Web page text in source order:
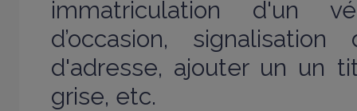
immatriculation d'un
d’occasion, signalisation
d'adresse, ajouter un un
grise, etc.